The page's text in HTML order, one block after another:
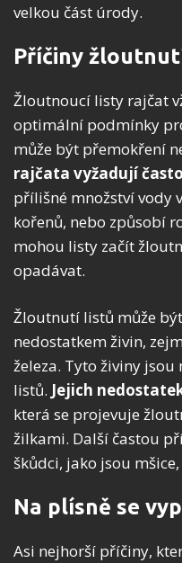
velkou část úrody.
Příčiny
Žloutnoucí listy rajčat
optimální podmínky
může být přemokření
rajčata vyžadují
přílišné množství vody
kořenů, nebo způsobí
mohou listy začít
opadávat.
Žloutnutí listů může
nedostatkem živin,
železa. Tyto živiny
listů. Jejich
která se projevuje
žilkami. Další častou
škůdci, jako jsou
Na plísně se
Asi nejhorší příčiny,